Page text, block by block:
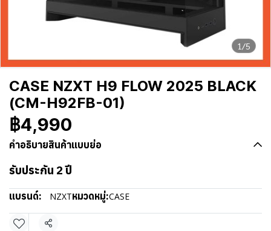
1/5
CASE NZXT H9 FLOW 2025 BLACK
(CM-H92FB-01)
฿4,990
คำอธิบายสินค้าแบบย่อ
รับประกัน 2 ปี
แบรนด์: NZXTหมวดหมู่:CASE
แชร์